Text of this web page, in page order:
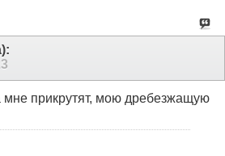
мне прикрутят, мою дребезжащую